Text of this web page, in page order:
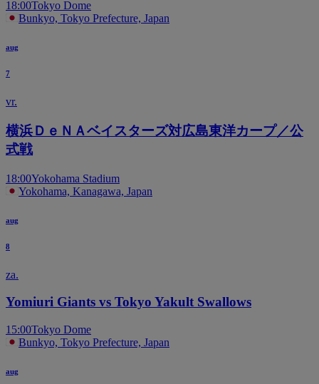
18:00Tokyo Dome
Bunkyo, Tokyo Prefecture, Japan
aug
7
vr.
横浜ＤｅＮＡベイスターズ対広島東洋カープ／公
式戦
18:00Yokohama Stadium
Yokohama, Kanagawa, Japan
aug
8
za.
Yomiuri Giants vs Tokyo Yakult Swallows
15:00Tokyo Dome
Bunkyo, Tokyo Prefecture, Japan
aug